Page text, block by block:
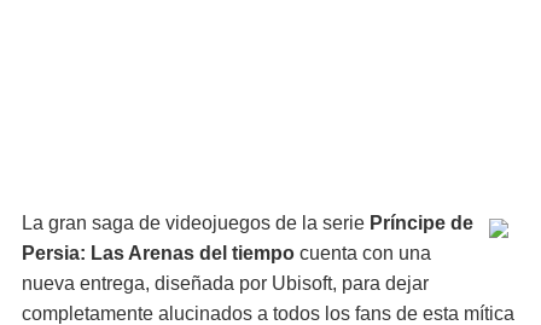
La gran saga de videojuegos de la serie Príncipe de
Persia: Las Arenas del tiempo cuenta con una
nueva entrega, diseñada por Ubisoft, para dejar
completamente alucinados a todos los fans de esta mítica